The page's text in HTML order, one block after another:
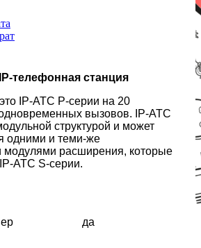
телефонная станция
IP-АТС P-серии на 20
вызовов. IP-АТС
структурой и может
одними и теми-же
расширения, которые
АТС S-серии.
да